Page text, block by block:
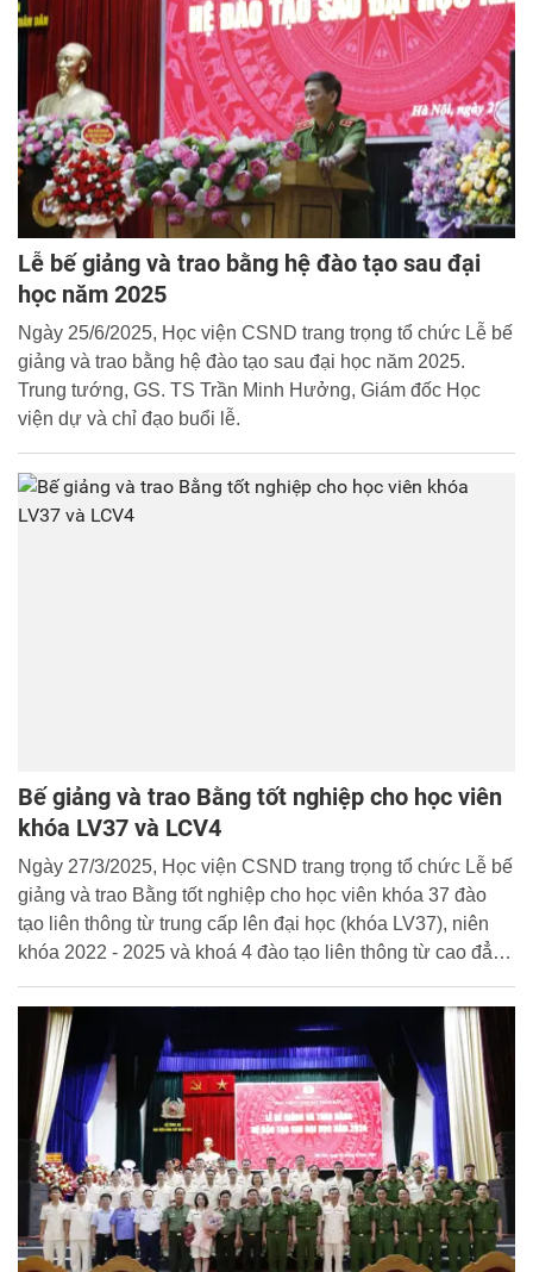
Lễ bế giảng và trao bằng hệ đào tạo sau đại
học năm 2025
Ngày 25/6/2025, Học viện CSND trang trọng tổ chức Lễ bế
giảng và trao bằng hệ đào tạo sau đại học năm 2025.
Trung tướng, GS. TS Trần Minh Hưởng, Giám đốc Học
viện dự và chỉ đạo buổi lễ.
Bế giảng và trao Bằng tốt nghiệp cho học viên
khóa LV37 và LCV4
Ngày 27/3/2025, Học viện CSND trang trọng tổ chức Lễ bế
giảng và trao Bằng tốt nghiệp cho học viên khóa 37 đào
tạo liên thông từ trung cấp lên đại học (khóa LV37), niên
khóa 2022 - 2025 và khoá 4 đào tạo liên thông từ cao đẳng
tướng, GS. TS Trần Minh Hưởng, Giám đốc Học viện dự
và chủ trì buổi lễ.